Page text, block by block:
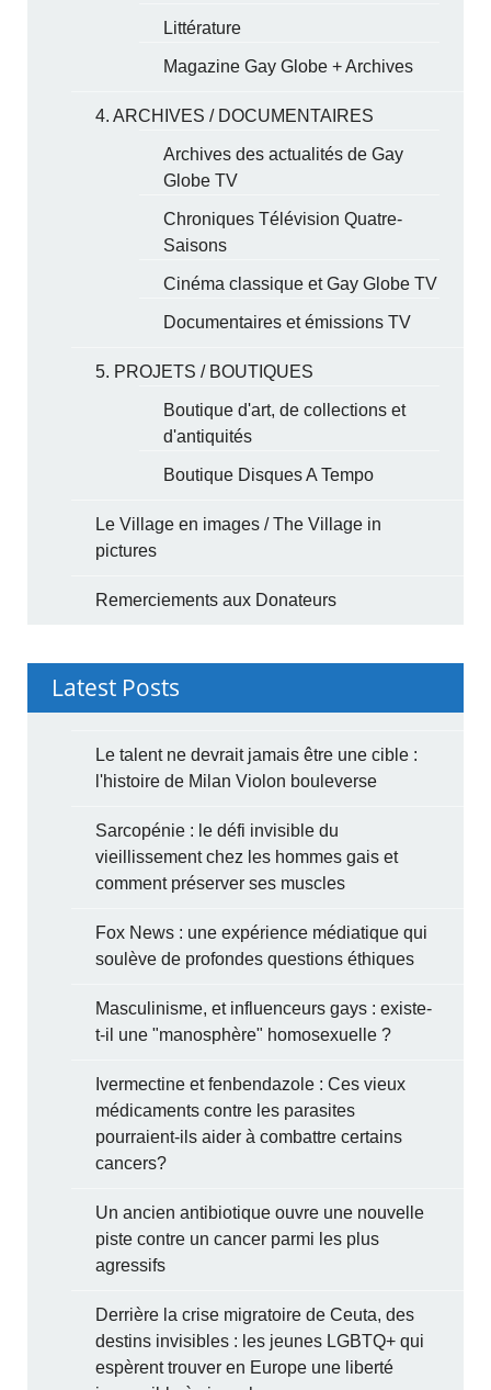
Littérature
Magazine Gay Globe + Archives
4. ARCHIVES / DOCUMENTAIRES
Archives des actualités de Gay
Globe TV
Chroniques Télévision Quatre-
Saisons
Cinéma classique et Gay Globe TV
Documentaires et émissions TV
5. PROJETS / BOUTIQUES
Boutique d'art, de collections et
d'antiquités
Boutique Disques A Tempo
Le Village en images / The Village in
pictures
Remerciements aux Donateurs
Latest Posts
Le talent ne devrait jamais être une cible :
l'histoire de Milan Violon bouleverse
Sarcopénie : le défi invisible du
vieillissement chez les hommes gais et
comment préserver ses muscles
Fox News : une expérience médiatique qui
soulève de profondes questions éthiques
Masculinisme, et influenceurs gays : existe-
t-il une "manosphère" homosexuelle ?
Ivermectine et fenbendazole : Ces vieux
médicaments contre les parasites
pourraient-ils aider à combattre certains
cancers?
Un ancien antibiotique ouvre une nouvelle
piste contre un cancer parmi les plus
agressifs
Derrière la crise migratoire de Ceuta, des
destins invisibles : les jeunes LGBTQ+ qui
espèrent trouver en Europe une liberté